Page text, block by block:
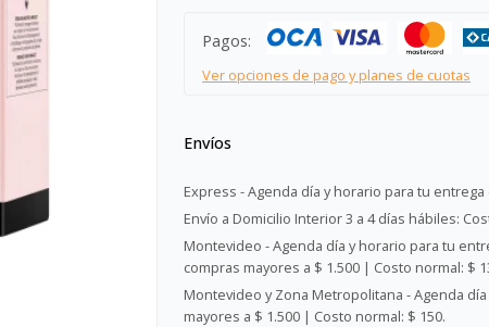
Pagos:
Ver opciones de pago y planes de cuotas
Envíos
Express - Agenda día y horario para tu entrega
Envío a Domicilio Interior 3 a 4 días hábiles:
Montevideo - Agenda día y horario para tu
compras mayores a $ 1.500 | Costo normal: $
Montevideo y Zona Metropolitana - Agenda
mayores a $ 1.500 | Costo normal: $ 150.